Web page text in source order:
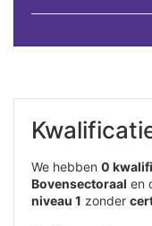
We hebben 0
Bovensectoraal en
niveau 1 zonder